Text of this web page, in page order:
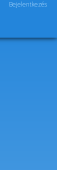
Bejelentkezés